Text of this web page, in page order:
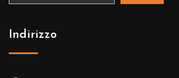
Indirizzo